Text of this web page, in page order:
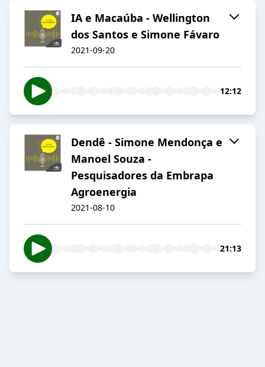
IA e Macaúba - Wellington
dos Santos e Simone Fávaro
2021-09-20
12:12
Dendê - Simone Mendonça e
Manoel Souza -
Pesquisadores da Embrapa
Agroenergia
2021-08-10
21:13